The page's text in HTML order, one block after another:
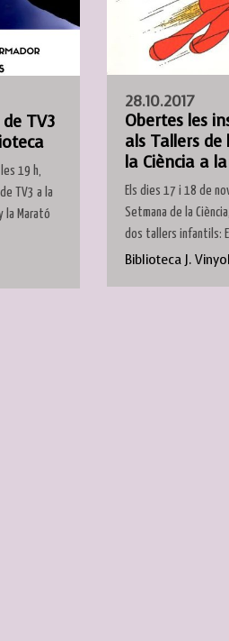
TV3
19 h,
TV3 a la
la Marató
28.10.2017
Obertes les
als Tallers
la Ciència a
Els dies 17 i 18 de
Setmana de la
dos tallers infantils:
Biblioteca J.